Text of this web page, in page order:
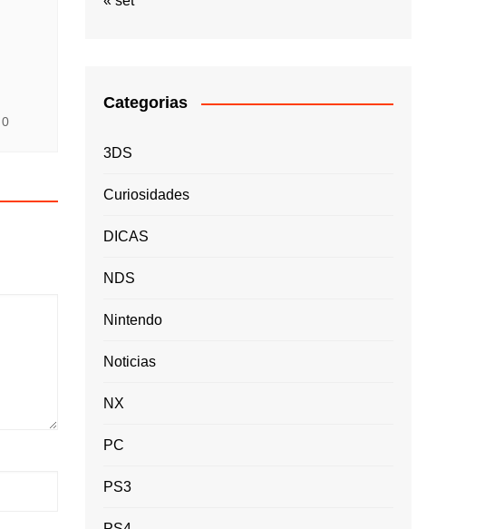
0
Categorias
3DS
Curiosidades
DICAS
NDS
Nintendo
Noticias
NX
PC
PS3